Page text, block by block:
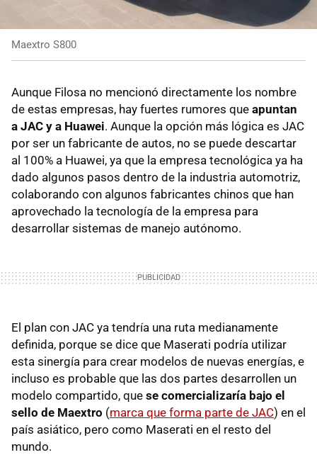
Maextro S800
Aunque Filosa no mencionó directamente los nombre
de estas empresas, hay fuertes rumores que apuntan
a JAC y a Huawei. Aunque la opción más lógica es JAC
por ser un fabricante de autos, no se puede descartar
al 100% a Huawei, ya que la empresa tecnológica ya ha
dado algunos pasos dentro de la industria automotriz,
colaborando con algunos fabricantes chinos que han
aprovechado la tecnología de la empresa para
desarrollar sistemas de manejo autónomo.
El plan con JAC ya tendría una ruta medianamente
definida, porque se dice que Maserati podría utilizar
esta sinergía para crear modelos de nuevas energías, e
incluso es probable que las dos partes desarrollen un
modelo compartido, que se comercializaría bajo el
sello de Maextro (marca que forma parte de JAC) en el
país asiático, pero como Maserati en el resto del
mundo.